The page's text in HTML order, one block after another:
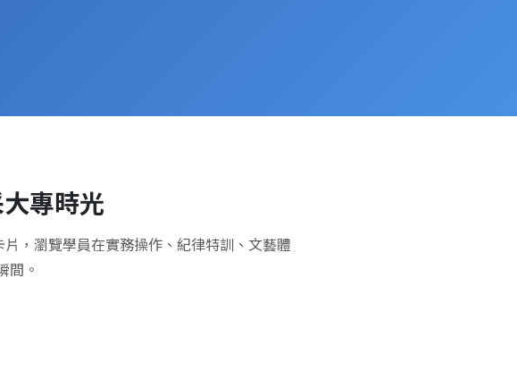
專時光
，瀏覽學員在實務操作、紀律特訓、文藝體
間。